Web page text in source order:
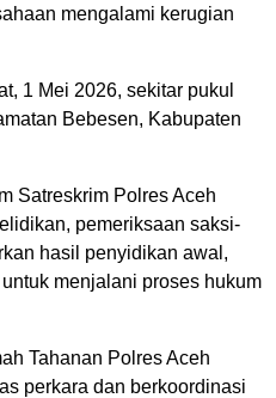
mengalami kerugian
1 Mei 2026, sekitar pukul
Bebesen, Kabupaten
Satreskrim Polres Aceh
pemeriksaan saksi-
hasil penyidikan awal,
menjalani proses hukum
Tahanan Polres Aceh
perkara dan berkoordinasi